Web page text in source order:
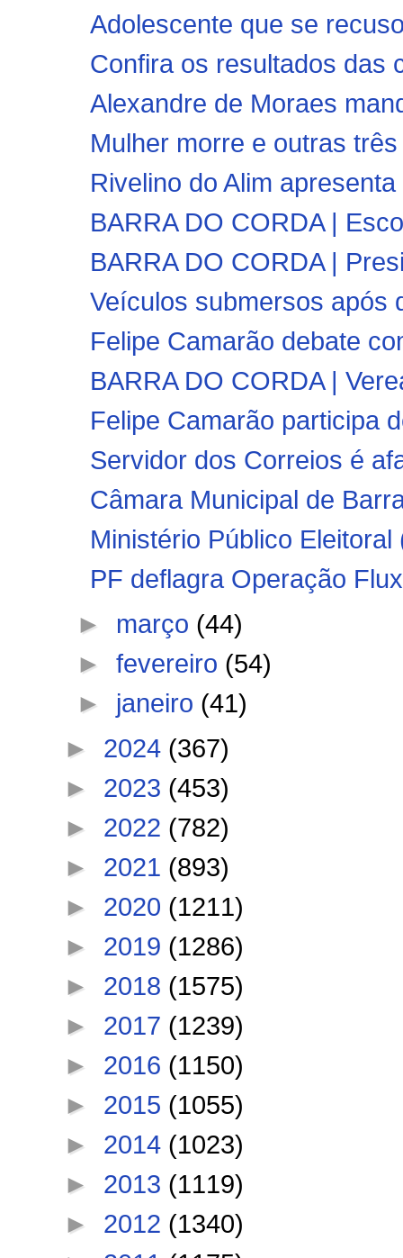
Adolescente que se
Confira os resultados das
Alexandre de Moraes
Mulher morre e outras
Rivelino do Alim
BARRA DO CORDA |
BARRA DO CORDA |
Veículos submersos após
Felipe Camarão debate
BARRA DO CORDA |
Felipe Camarão participa
Servidor dos Correios é
Câmara Municipal de
Ministério Público
PF deflagra Operação
► março (44)
►fevereiro (54)
► janeiro (41)
► 2024 (367)
► 2023 (453)
► 2022 (782)
► 2021 (893)
► 2020 (1211)
► 2019 (1286)
► 2018 (1575)
► 2017 (1239)
► 2016 (1150)
► 2015 (1055)
► 2014 (1023)
► 2013 (1119)
► 2012 (1340)